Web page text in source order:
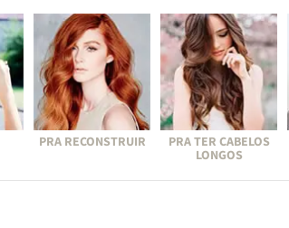
PRA RECONSTRUIR
PRA TER CABELOS
LONGOS